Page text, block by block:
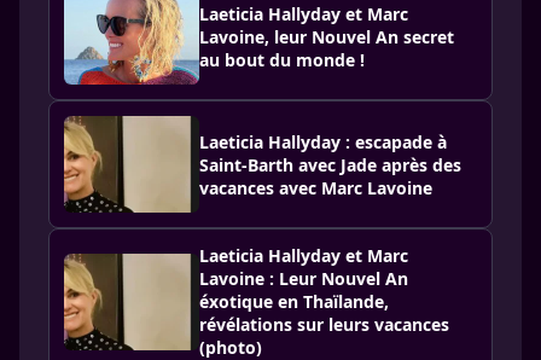
Laeticia Hallyday et Marc
Lavoine, leur Nouvel An secret
au bout du monde !
Laeticia Hallyday : escapade à
Saint-Barth avec Jade après des
vacances avec Marc Lavoine
Laeticia Hallyday et Marc
Lavoine : Leur Nouvel An
éxotique en Thaïlande,
révélations sur leurs vacances
(photo)